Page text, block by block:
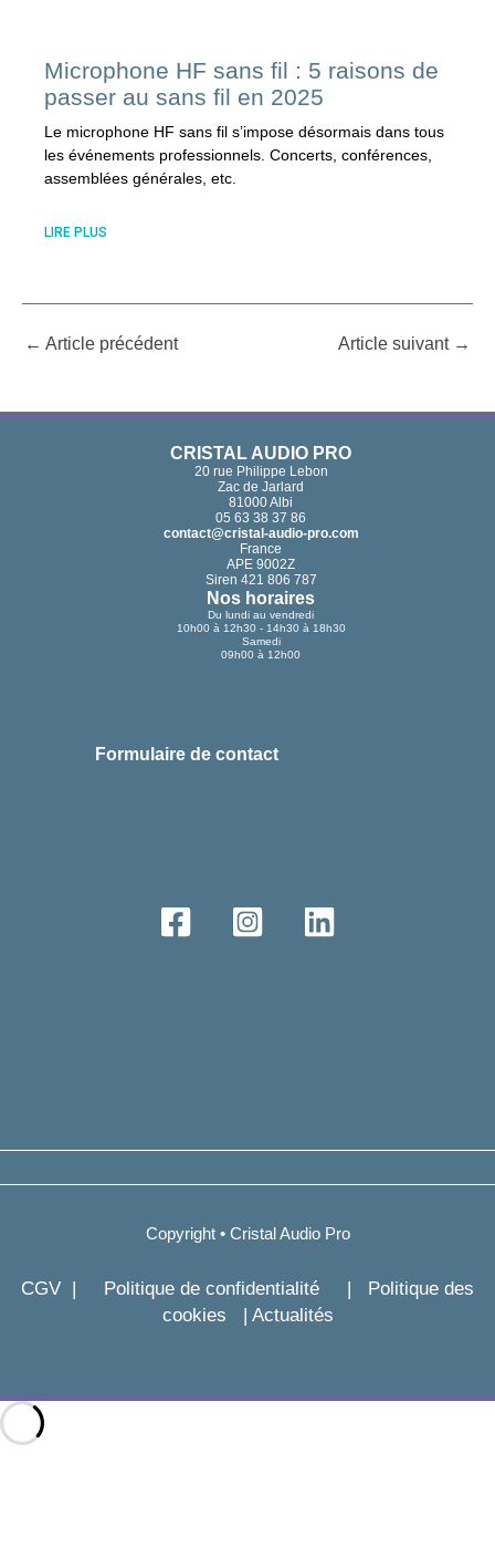
Microphone HF sans fil : 5 raisons de
passer au sans fil en 2025
Le microphone HF sans fil s’impose désormais dans tous
les événements professionnels. Concerts, conférences,
assemblées générales, etc.
LIRE PLUS
← Article précédent Article suivant →
CRISTAL AUDIO PRO
20 rue Philippe Lebon
Zac de Jarlard
81000 Albi
05 63 38 37 86
contact@cristal-audio-pro.com
France
APE 9002Z
Siren 421 806 787
Nos horaires
Du lundi au vendredi
10h00 à 12h30 - 14h30 à 18h30
Samedi
09h00 à 12h00
Formulaire de contact
Copyright • Cristal Audio Pro
CGV | Politique de confidentialité | Politique des
cookies | Actualités